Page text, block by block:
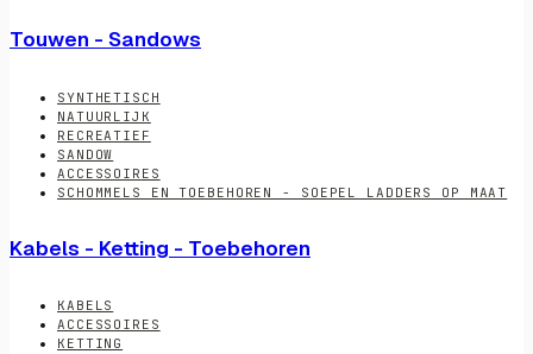
Touwen - Sandows
SYNTHETISCH
NATUURLIJK
RECREATIEF
SANDOW
ACCESSOIRES
SCHOMMELS EN TOEBEHOREN - SOEPEL LADDERS OP MAAT
Kabels - Ketting - Toebehoren
KABELS
ACCESSOIRES
KETTING